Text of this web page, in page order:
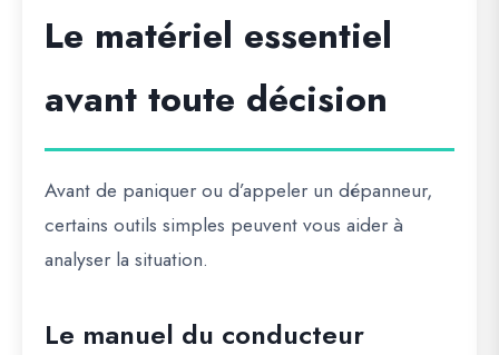
Le matériel essentiel
avant toute décision
Avant de paniquer ou d’appeler un dépanneur,
certains outils simples peuvent vous aider à
analyser la situation.
Le manuel du conducteur